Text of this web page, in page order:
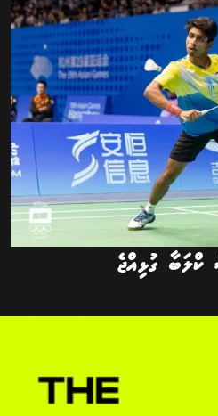
ގުޅިއްޖެ